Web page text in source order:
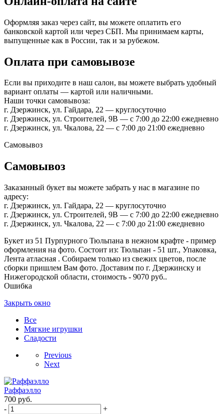
Оформляя заказ через сайт, вы можете оплатить его
банковской картой или через СБП. Мы принимаем карты,
выпущенные как в России, так и за рубежом.
Оплата при самовывозе
Если вы приходите в наш салон, вы можете выбрать удобный
вариант оплаты — картой или наличными.
Наши точки самовывоза:
г. Дзержинск, ул. Гайдара, 22 — круглосуточно
г. Дзержинск, ул. Строителей, 9В — с 7:00 до 22:00 ежедневно
г. Дзержинск, ул. Чкалова, 22 — с 7:00 до 21:00 ежедневно
Самовывоз
Самовывоз
Заказанный букет вы можете забрать у нас в магазине по
адресу:
г. Дзержинск, ул. Гайдара, 22 — круглосуточно
г. Дзержинск, ул. Строителей, 9В — с 7:00 до 22:00 ежедневно
г. Дзержинск, ул. Чкалова, 22 — с 7:00 до 21:00 ежедневно
Букет из 51 Пурпурного Тюльпана в нежном крафте - пример
оформления на фото. Состоит из: Тюльпан - 51 шт., Упаковка,
Лента атласная . Собираем только из свежих цветов, после
сборки пришлем Вам фото. Доставим по г. Дзержинску и
Нижегородской области, стоимость - 9070 руб..
Ошибка
Закрыть окно
Все
Мягкие игрушки
Сладости
Previous
Next
Раффаэлло
700 руб.
-
+